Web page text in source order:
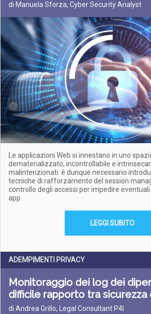
di Manuela Sforza, Cyber Security Analyst
Le applicazioni Web si innestano in uno
dematerializzato, incontrollabile e
malintenzionati: è dunque necessario
tecniche di rafforzamento del session
controllo degli accessi per impedire
app
LEGGI SUBITO
ADEMPIMENTI PRIVACY
Monitoraggio dei log dei
difficile rapporto tra sicurezza
di Andrea Grillo, Legal Consultant P4I